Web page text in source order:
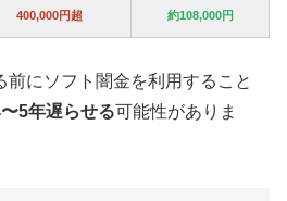
400,000円超 約108,000円
にソフト闇金を利用すること
5年遅らせる可能性がありま